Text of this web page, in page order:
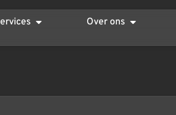
Over ons